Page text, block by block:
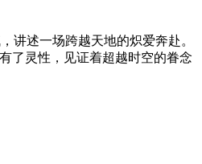
讲述一场跨越天地的炽爱奔赴。
了灵性，见证着超越时空的眷念